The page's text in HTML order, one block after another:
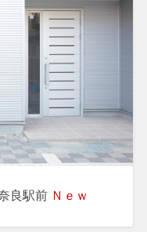
良駅前 Ｎｅｗ